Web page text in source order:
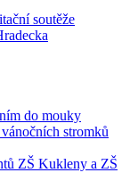
soutěže
do mouky
stromků
ZŠ Kukleny a ZŠ